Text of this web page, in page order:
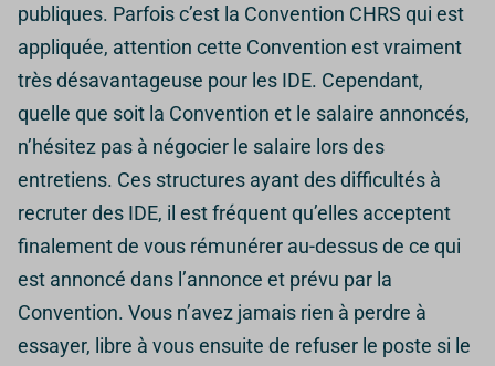
publiques. Parfois c’est la Convention CHRS qui est
appliquée, attention cette Convention est vraiment
très désavantageuse pour les IDE. Cependant,
quelle que soit la Convention et le salaire annoncés,
n’hésitez pas à négocier le salaire lors des
entretiens. Ces structures ayant des difficultés à
recruter des IDE, il est fréquent qu’elles acceptent
finalement de vous rémunérer au-dessus de ce qui
est annoncé dans l’annonce et prévu par la
Convention. Vous n’avez jamais rien à perdre à
essayer, libre à vous ensuite de refuser le poste si le